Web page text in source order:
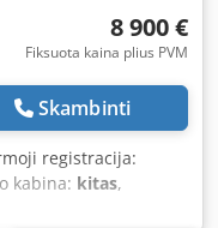
8 900 €
Fiksuota kaina plius PVM
Skambinti
registracija:
kabina: kitas,